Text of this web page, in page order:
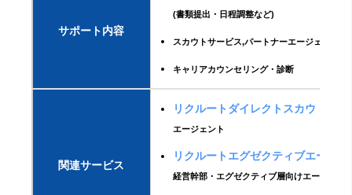
サポート内容
(書類提出・日程調整など)
スカウトサービス,パートナーエージェントサ
キャリアカウンセリング・診断
関連サービス
リクルートダイレクトスカウト
エージェント
リクルートエグゼクティブエージェ
経営幹部・エグゼクティブ層向けエージェン